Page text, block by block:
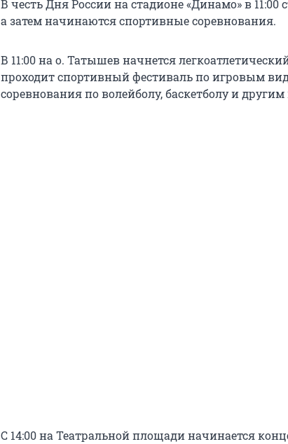
В честь Дня России на стадионе «Динамо» в 11:00
а затем начинаются спортивные соревнования.
В 11:00 на о. Татышев начнется
проходит спортивный фестиваль по игровым
соревнования по волейболу, баскетболу и
С 14:00 на Театральной площади начинается